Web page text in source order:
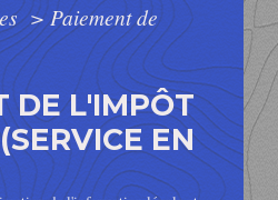
>Paiement de
DE L'IMPÔT
EN